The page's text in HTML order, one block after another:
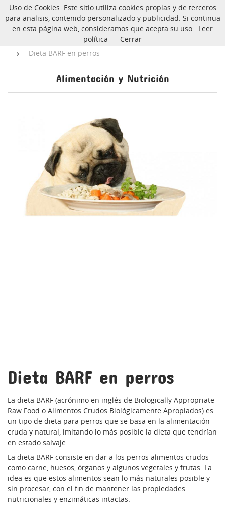
CarlinoSOS
Alimentación y Nutrición
Dieta BARF en perros
Alimentación y Nutrición
Dieta BARF en perros
La dieta BARF (acrónimo en inglés de Biologically Appropriate
Raw Food o Alimentos Crudos Biológicamente Apropiados) es
un tipo de dieta para perros que se basa en la alimentación
cruda y natural, imitando lo más posible la dieta que tendrían
en estado salvaje.
La dieta BARF consiste en dar a los perros alimentos crudos
como carne, huesos, órganos y algunos vegetales y frutas. La
idea es que estos alimentos sean lo más naturales posible y
sin procesar, con el fin de mantener las propiedades
nutricionales y enzimáticas intactas.
Uso de Cookies: Este sitio utiliza cookies propias y de terceros
para analisis, contenido personalizado y publicidad. Si continua
en esta página web, consideramos que acepta su uso. Leer
política
Cerrar